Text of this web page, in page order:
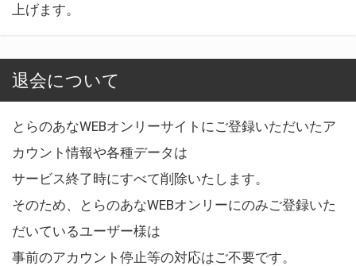
上げます。
退会について
とらのあなWEBオンリーサイトにご登録いただいたア
カウント情報や各種データは
サービス終了時にすべて削除いたします。
そのため、とらのあなWEBオンリーにのみご登録いた
だいているユーザー様は
事前のアカウント停止等の対応はご不要です。